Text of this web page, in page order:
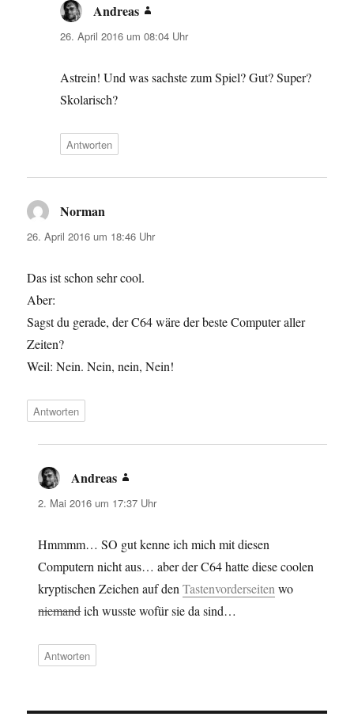
Andreas
26. April 2016 um 08:04 Uhr
Astrein! Und was sachste zum Spiel? Gut? Super?
Skolarisch?
Antworten
Norman
26. April 2016 um 18:46 Uhr
Das ist schon sehr cool.
Aber:
Sagst du gerade, der C64 wäre der beste Computer aller
Zeiten?
Weil: Nein. Nein, nein, Nein!
Antworten
Andreas
2. Mai 2016 um 17:37 Uhr
Hmmmm… SO gut kenne ich mich mit diesen
Computern nicht aus… aber der C64 hatte diese coolen
kryptischen Zeichen auf denTastenvorderseiten wo
niemandich wusste wofür sie da sind…
Antworten